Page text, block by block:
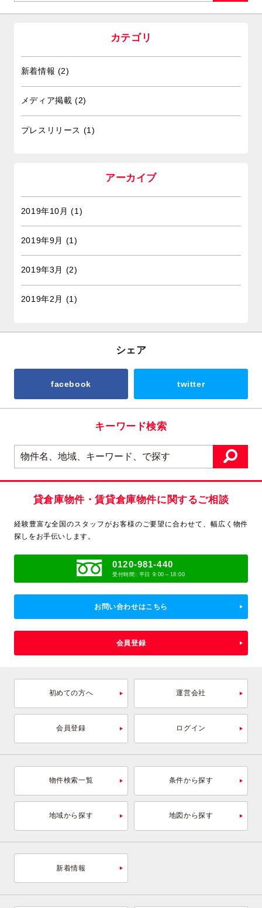
カテゴリ
新着情報 (2)
メディア掲載 (2)
プレスリリース (1)
アーカイブ
2019年10月 (1)
2019年9月 (1)
2019年3月 (2)
2019年2月 (1)
シェア
facebook twitter
キーワード検索
貸倉庫物件・賃貸倉庫物件に関するご相談
経験豊富な全国のスタッフがお客様のご要望に合わせて、 幅広く物件
探しをお手伝いします。
0120-981-440
受付時間: 平日 9:00～18:00
お問い合わせはこちら
会員登録
初めての方へ 運営会社
会員登録 ログイン
物件検索一覧 条件から探す
地域から探す 地図から探す
新着情報